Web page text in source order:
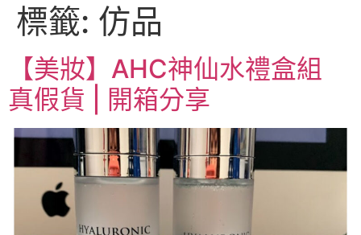
標籤: 仿品
【美妝】AHC神仙水禮盒組
真假貨 | 開箱分享